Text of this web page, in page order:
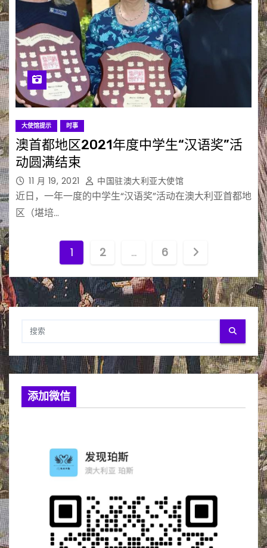
大使馆提示 时事
澳首都地区2021年度中学生“汉语奖”活
动圆满结束
11 月 19, 2021 中国驻澳大利亚大使馆
近日，一年一度的中学生“汉语奖”活动在澳大利亚首都地
区（堪培…
文
章
分
1 2 … 6
添加微信